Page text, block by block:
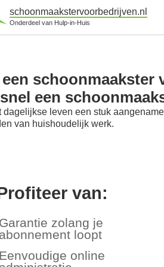
schoonmaakstervoorbedrijven.nl
Onderdeel van Hulp-in-Huis
een
een
dagelijkse leven een stuk
van huishoudelijk werk.
van:
Garantie zolang je
abonnement loopt
Eenvoudige online